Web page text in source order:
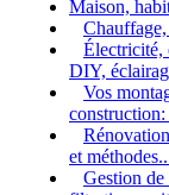
Maison,
Électricité,
DIY,
Vos
et
Gestion de